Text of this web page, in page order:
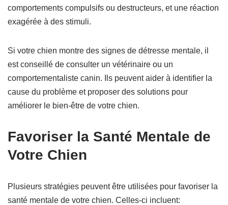
comportements compulsifs ou destructeurs, et une réaction
exagérée à des stimuli.
Si votre chien montre des signes de détresse mentale, il
est conseillé de consulter un vétérinaire ou un
comportementaliste canin. Ils peuvent aider à identifier la
cause du problème et proposer des solutions pour
améliorer le bien-être de votre chien.
Favoriser la Santé Mentale de
Votre Chien
Plusieurs stratégies peuvent être utilisées pour favoriser la
santé mentale de votre chien. Celles-ci incluent: